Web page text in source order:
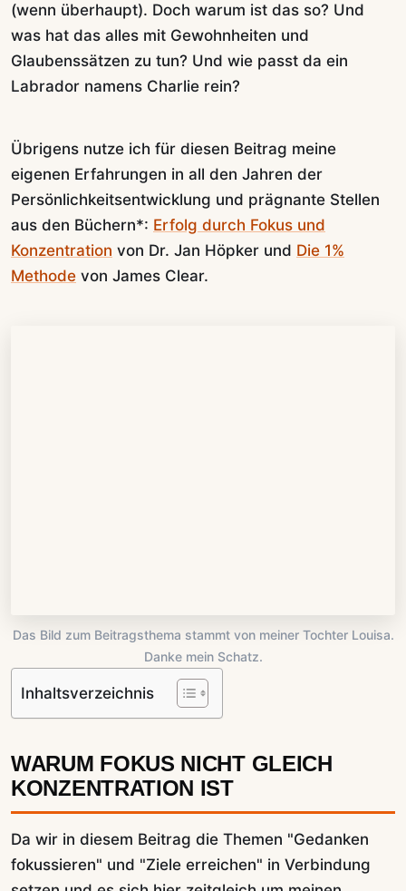
(wenn überhaupt). Doch warum ist das so? Und
was hat das alles mit Gewohnheiten und
Glaubenssätzen zu tun? Und wie passt da ein
Labrador namens Charlie rein?
Übrigens nutze ich für diesen Beitrag meine
eigenen Erfahrungen in all den Jahren der
Persönlichkeitsentwicklung und prägnante Stellen
aus den Büchern*: Erfolg durch Fokus und
Konzentration von Dr. Jan Höpker und Die 1%
Methode von James Clear.
Das Bild zum Beitragsthema stammt von meiner Tochter Louisa.
Danke mein Schatz.
Inhaltsverzeichnis
WARUM FOKUS NICHT GLEICH
KONZENTRATION IST
Da wir in diesem Beitrag die Themen "Gedanken
fokussieren" und "Ziele erreichen" in Verbindung